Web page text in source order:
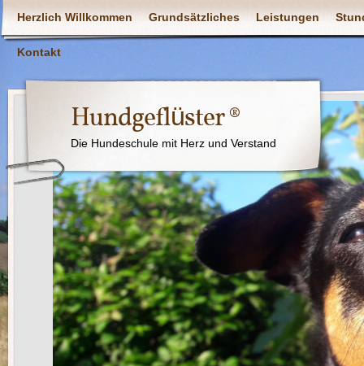
Herzlich Willkommen Grundsätzliches Leistungen
Kontakt
Hundgeflüster ®
Die Hundeschule mit Herz und Verstand